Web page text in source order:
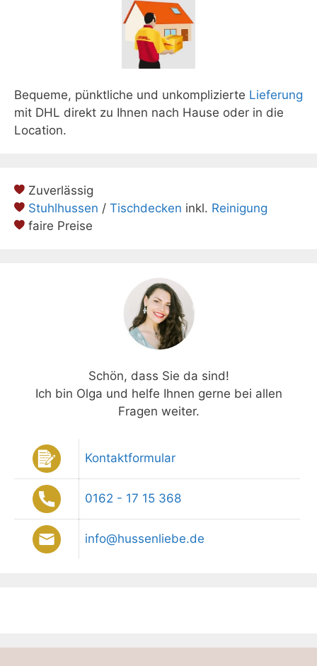
Bequeme, pünktliche und unkomplizierte Lieferung
mit DHL direkt zu Ihnen nach Hause oder in die
Location.
Zuverlässig
Stuhlhussen / Tischdecken inkl. Reinigung
faire Preise
Schön, dass Sie da sind!
Ich bin Olga und helfe Ihnen gerne bei allen
Fragen weiter.
Kontaktformular
0162 - 17 15 368
info@hussenliebe.de